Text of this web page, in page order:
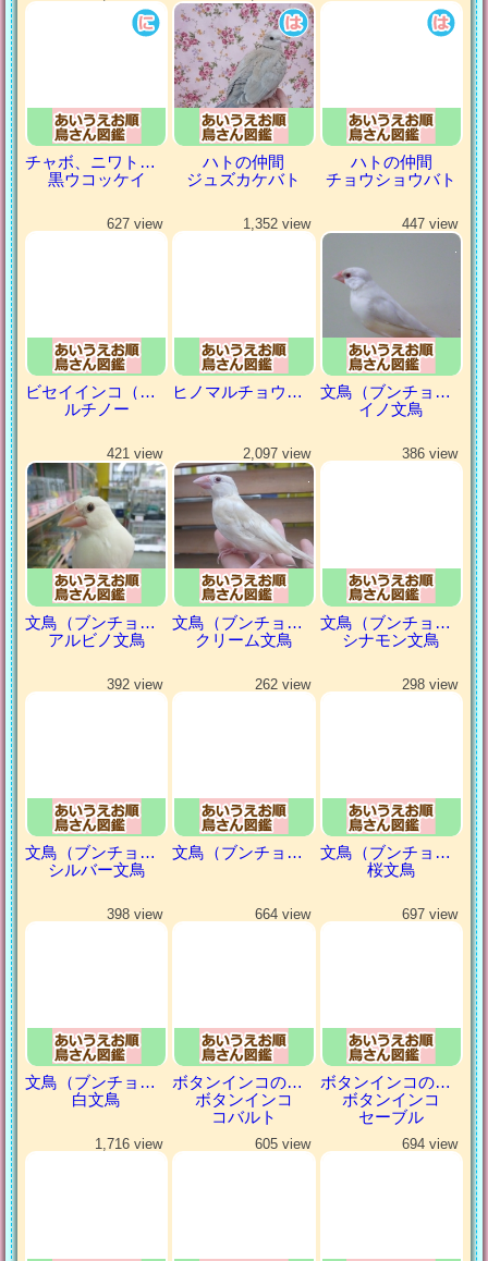
チャボ、ニワトリの仲間
黒ウコッケイ
ハトの仲間
ジュズカケバト
ハトの仲間
チョウショウバト
627 view
ビセイインコ（美声インコ）
ルチノー
1,352 view
ヒノマルチョウ（日の丸鳥）
447 view
文鳥（ブンチョウ）
イノ文鳥
421 view
文鳥（ブンチョウ）
アルビノ文鳥
2,097 view
文鳥（ブンチョウ）
クリーム文鳥
386 view
文鳥（ブンチョウ）
シナモン文鳥
392 view
文鳥（ブンチョウ）
シルバー文鳥
262 view
文鳥（ブンチョウ）
298 view
文鳥（ブンチョウ）
桜文鳥
398 view
文鳥（ブンチョウ）
白文鳥
664 view
ボタンインコの仲間
ボタンインコ
コバルト
697 view
ボタンインコの仲間
ボタンインコ
セーブル
1,716 view 605 view 694 view